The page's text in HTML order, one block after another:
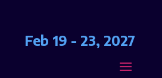
Feb 19 - 23, 2027